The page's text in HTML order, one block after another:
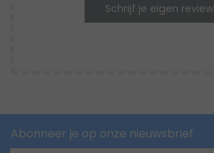
Schrijf je eigen review
Abonneer je op onze nieuwsbrief